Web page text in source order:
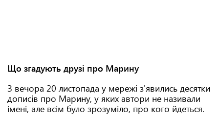
Що згадують друзі про Марину
З вечора 20 листопада у мережі з'явились десятки
дописів про Марину, у яких автори не називали
імені, але всім було зрозуміло, про кого йдеться.